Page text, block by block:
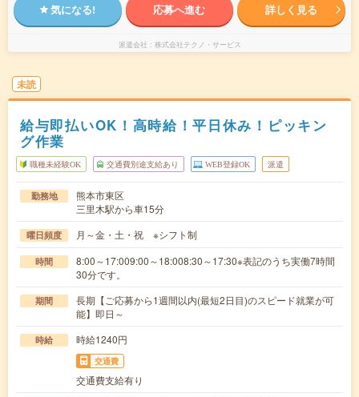
気になる! 応募へ進む 詳しく見る
派遣会社 株式会社テクノ・サービス
未読
給与即払いOK！高時給！平日休み！ピッキン
グ作業
職種未経験OK 交通費別途支給あり WEB登録OK 派遣
勤務地
熊本市東区
三里木駅から車15分
曜日頻度 月～金・土・祝 ※シフト制
時間
8:00～17:009:00～18:008:30～17:30※表記のうち実働7時間
30分です。
期間
長期【ご応募から1週間以内(最短2日目)のスピード就業が可
能】即日～
時給 時給1240円
交通費
交通費支給有り